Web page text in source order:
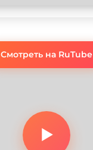
Смотреть на RuTube